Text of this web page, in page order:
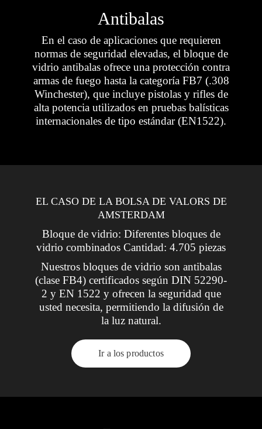
Antibalas
En el caso de aplicaciones que requieren
normas de seguridad elevadas, el bloque de
vidrio antibalas ofrece una protección contra
armas de fuego hasta la categoría FB7 (.308
Winchester), que incluye pistolas y rifles de
alta potencia utilizados en pruebas balísticas
internacionales de tipo estándar (EN1522).
EL CASO DE LA BOLSA DE VALORS DE
AMSTERDAM
Bloque de vidrio: Diferentes bloques de
vidrio combinados Cantidad: 4.705 piezas
Nuestros bloques de vidrio son antibalas
(clase FB4) certificados según DIN 52290-
2 y EN 1522 y ofrecen la seguridad que
usted necesita, permitiendo la difusión de
la luz natural.
Ir a los productos